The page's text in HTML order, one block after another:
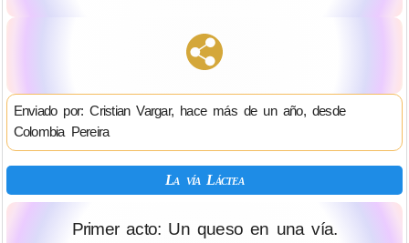
Enviado por: Cristian Vargar, hace más de un año, desde
Colombia Pereira
La vía Láctea
Primer acto: Un queso en una vía.